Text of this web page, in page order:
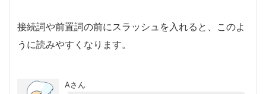
接続詞や前置詞の前にスラッシュを入れると、このよ
うに読みやすくなります。
Aさん